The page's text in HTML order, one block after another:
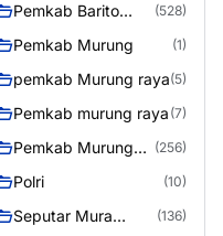
Pemkab Barito
(528)
Pemkab Murung (1)
pemkab Murung raya(5)
Pemkab murung raya (7)
Pemkab Murung
(256)
Polri (10)
Seputar Mura
(136)